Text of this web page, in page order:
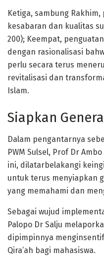
Ketiga, sambung
kesabaran dan kualitas
200); Keempat,
dengan rasionalisasi
perlu secara terus
revitalisasi dan
Islam.
Siapkan
Dalam pengantarnya
PWM Sulsel, Prof Dr
ini, dilatarbelakangi
untuk terus menyiapkan
yang memahami dan
Sebagai wujud
Palopo Dr Salju
dipimpinnya
Qira’ah bagi mahasiswa.